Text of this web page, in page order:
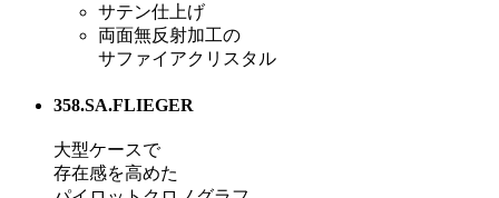
サテン仕上げ
両面無反射加工の
サファイアクリスタル
358.SA.FLIEGER
大型ケースで
存在感を高めた